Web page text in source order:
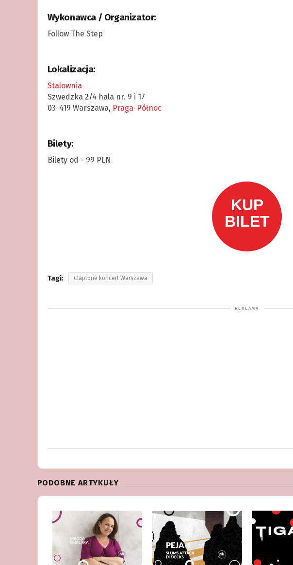
Wykonawca / Organizator:
Follow The Step
Lokalizacja:
Stalownia
Szwedzka 2/4 hala nr. 9 i 17
03-419 Warszawa, Praga-Północ
Bilety:
Bilety od - 99 PLN
Tagi: Claptone koncert Warszawa
PODOBNE ARTYKUŁY